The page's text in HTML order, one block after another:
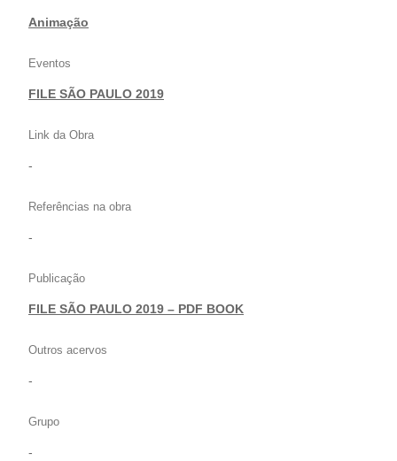
Animação
Eventos
FILE SÃO PAULO 2019
Link da Obra
-
Referências na obra
-
Publicação
FILE SÃO PAULO 2019 – PDF BOOK
Outros acervos
-
Grupo
-